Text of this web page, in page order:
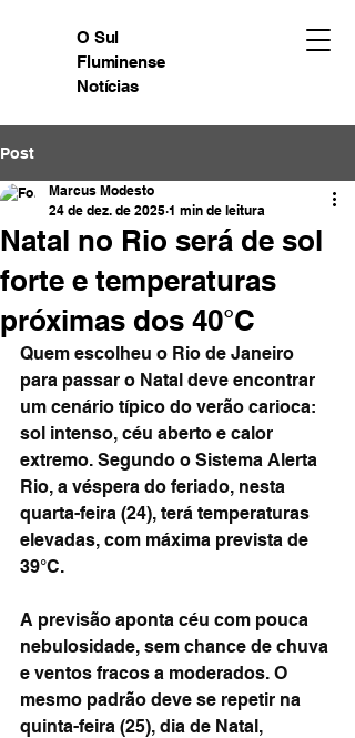
O Sul
Fluminense
Notícias
Post
Natal no Rio será de sol
forte e temperaturas
próximas dos 40°C
Marcus Modesto
24 de dez. de 2025 1 min de leitura
Quem escolheu o Rio de Janeiro
para passar o Natal deve encontrar
um cenário típico do verão carioca:
sol intenso, céu aberto e calor
extremo. Segundo o Sistema Alerta
Rio, a véspera do feriado, nesta
quarta-feira (24), terá temperaturas
elevadas, com máxima prevista de
39°C.
A previsão aponta céu com pouca
nebulosidade, sem chance de chuva
e ventos fracos a moderados. O
mesmo padrão deve se repetir na
quinta-feira (25), dia de Natal,